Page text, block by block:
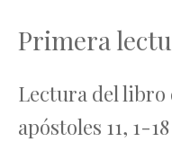
Primera
Lectura del libro
apóstoles 11, 1-18